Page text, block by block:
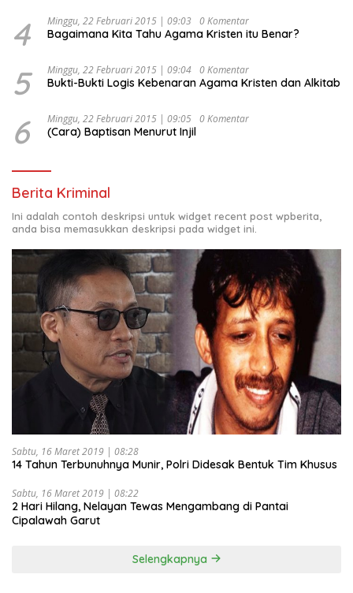
4 Minggu, 22 Februari 2015 | 09:03 0 Komentar
Bagaimana Kita Tahu Agama Kristen itu Benar?
5 Minggu, 22 Februari 2015 | 09:04 0 Komentar
Bukti-Bukti Logis Kebenaran Agama Kristen dan Alkitab
6 Minggu, 22 Februari 2015 | 09:05 0 Komentar
(Cara) Baptisan Menurut Injil
Berita Kriminal
Ini adalah contoh deskripsi untuk widget recent post wpberita,
anda bisa memasukkan deskripsi pada widget ini.
Sabtu, 16 Maret 2019 | 08:28
14 Tahun Terbunuhnya Munir, Polri Didesak Bentuk Tim Khusus
Sabtu, 16 Maret 2019 | 08:22
2 Hari Hilang, Nelayan Tewas Mengambang di Pantai
Cipalawah Garut
Selengkapnya